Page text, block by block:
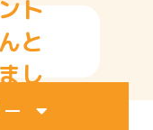
ト
と
し